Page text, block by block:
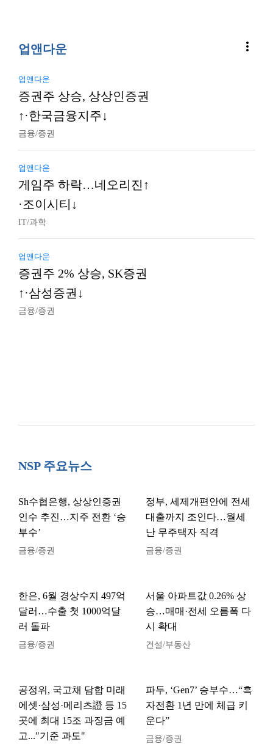
업앤다운 more_vert
업앤다운
증권주 상승, 상상인증권
↑·한국금융지주↓
금융/증권
업앤다운
게임주 하락…네오리진↑
·조이시티↓
IT/과학
업앤다운
증권주 2% 상승, SK증권
↑·삼성증권↓
금융/증권
NSP 주요뉴스
Sh수협은행, 상상인증권
인수 추진…지주 전환 ‘승
부수’
금융/증권
정부, 세제개편안에 전세
대출까지 조인다…월세
난 무주택자 직격
금융/증권
한은, 6월 경상수지 497억
달러…수출 첫 1000억달
러 돌파
금융/증권
서울 아파트값 0.26% 상
승…매매·전세 오름폭 다
시 확대
건설/부동산
공정위, 국고채 담합 미래
에셋·삼성·메리츠證 등 15
곳에 최대 15조 과징금 예
고..."기준 과도"
파두, ‘Gen7’ 승부수…“흑
자전환 1년 만에 체급 키
운다”
금융/증권